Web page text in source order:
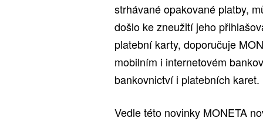
strhávané opakované platby,
došlo ke zneužití jeho
platební karty, doporučuje
mobilním i internetovém
bankovnictví i platebních karet.
Vedle této novinky MONETA